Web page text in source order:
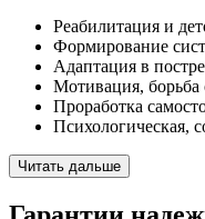
Реабилитация и
Формирование
Адаптация в
Мотивация, борьба
Проработка
Психологическая,
Читать дальше